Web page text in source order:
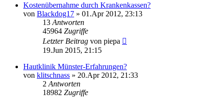
Kostenübernahme durch Krankenkassen?
von Blackdog17 » 01.Apr 2012, 23:13
13 Antworten
45964 Zugriffe
Letzter Beitrag von piepa
19.Jun 2015, 21:15
Hautklinik Münster-Erfahrungen?
von klitschnass » 20.Apr 2012, 21:33
2 Antworten
18982 Zugriffe